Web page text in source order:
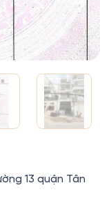
13 quận Tân